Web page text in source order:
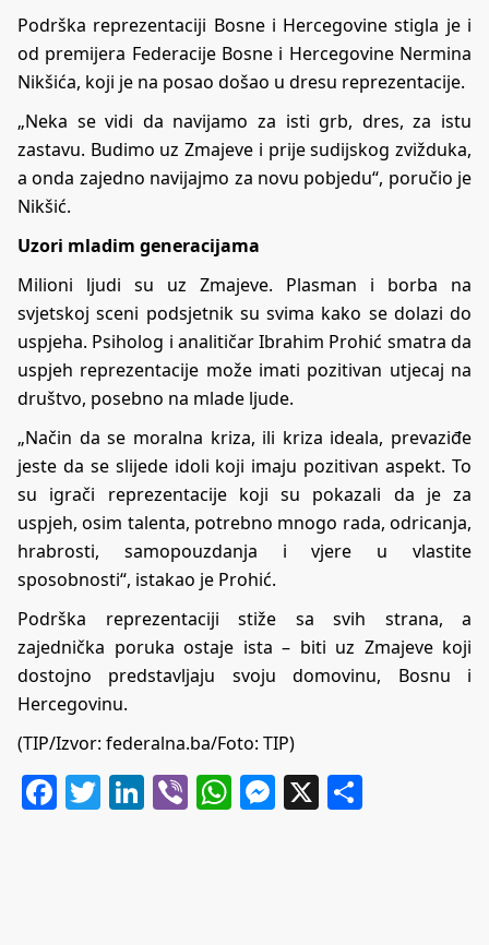
Podrška reprezentaciji Bosne i Hercegovine stigla je i
od premijera Federacije Bosne i Hercegovine Nermina
Nikšića, koji je na posao došao u dresu reprezentacije.
„Neka se vidi da navijamo za isti grb, dres, za istu
zastavu. Budimo uz Zmajeve i prije sudijskog zvižduka,
a onda zajedno navijajmo za novu pobjedu“, poručio je
Nikšić.
Uzori mladim generacijama
Milioni ljudi su uz Zmajeve. Plasman i borba na
svjetskoj sceni podsjetnik su svima kako se dolazi do
uspjeha. Psiholog i analitičar Ibrahim Prohić smatra da
uspjeh reprezentacije može imati pozitivan utjecaj na
društvo, posebno na mlade ljude.
„Način da se moralna kriza, ili kriza ideala, prevaziđe
jeste da se slijede idoli koji imaju pozitivan aspekt. To
su igrači reprezentacije koji su pokazali da je za
uspjeh, osim talenta, potrebno mnogo rada, odricanja,
hrabrosti, samopouzdanja i vjere u vlastite
sposobnosti“, istakao je Prohić.
Podrška reprezentaciji stiže sa svih strana, a
zajednička poruka ostaje ista – biti uz Zmajeve koji
dostojno predstavljaju svoju domovinu, Bosnu i
Hercegovinu.
(TIP/Izvor: federalna.ba/Foto: TIP)
Facebook
Twitter
LinkedIn
ViberWhatsApp
Messenger
X